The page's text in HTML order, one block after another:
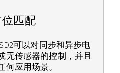
匹配
可以对同步和异步电
无传感器的控制，并且
应用场景。